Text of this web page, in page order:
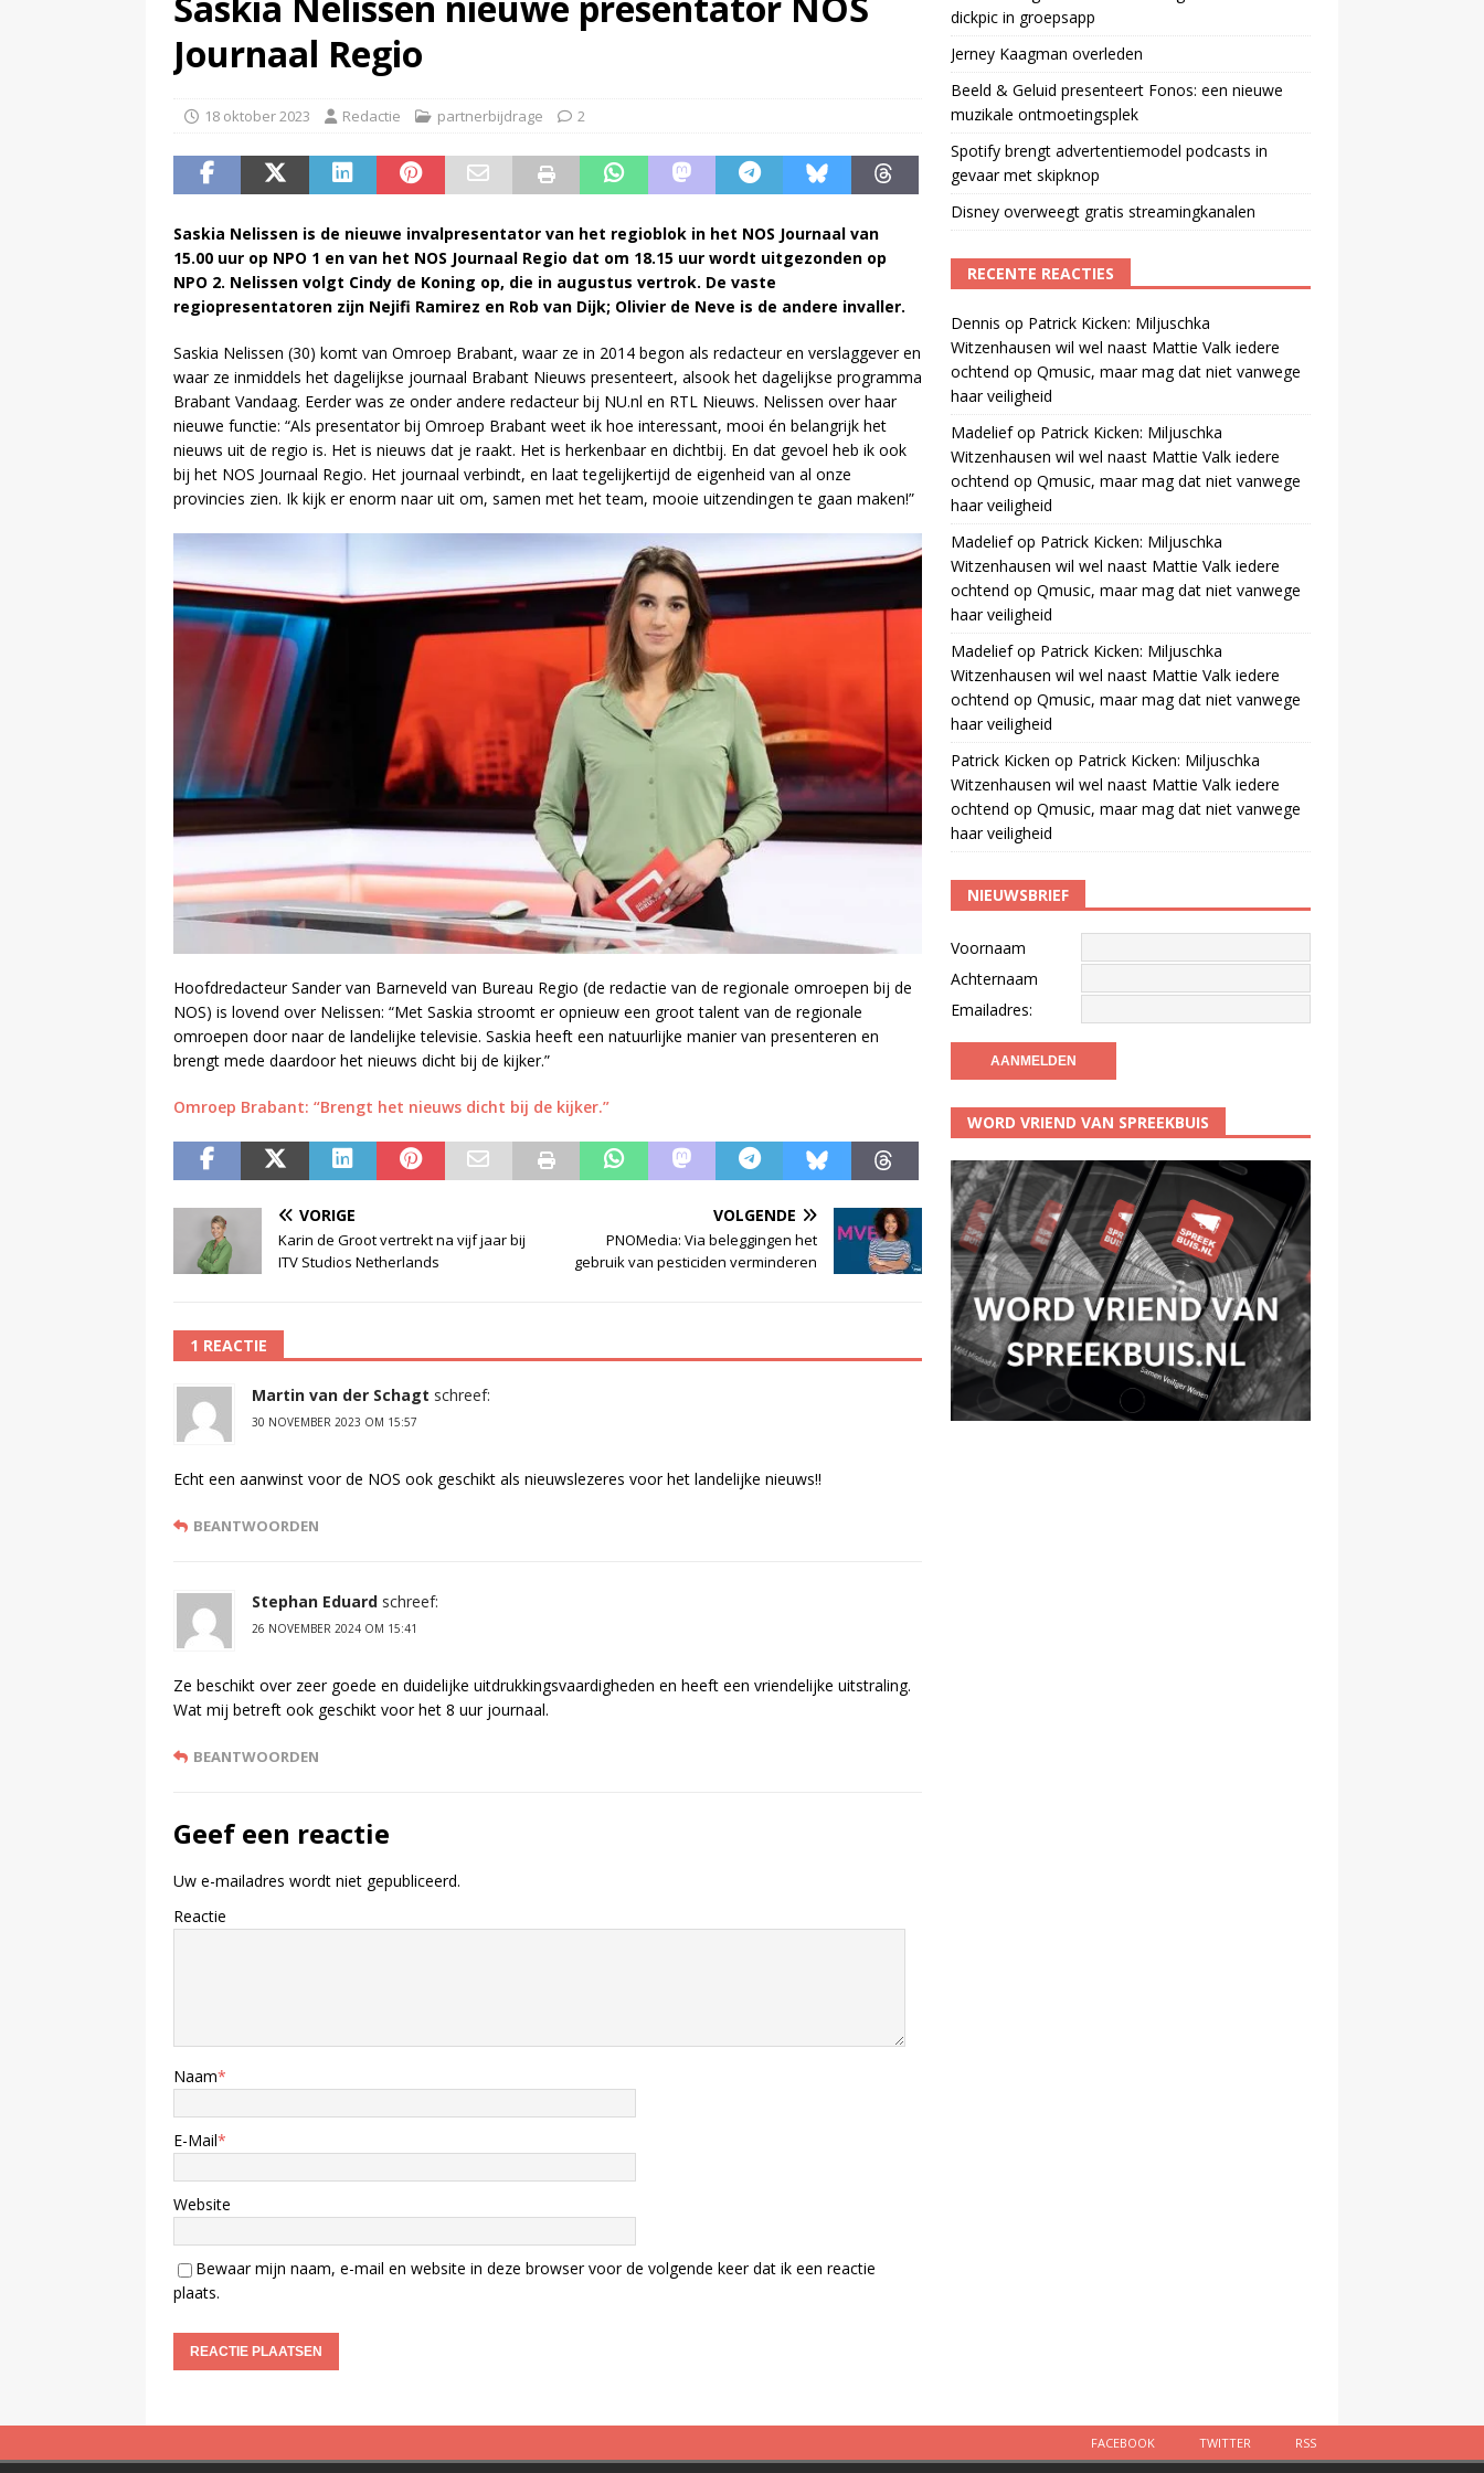
NPO-manager Menno de Boer geschorst na dickpic in groepsapp
Journaal Regio
18 oktober 2023 Redactie partnerbijdrage 2
Saskia Nelissen is de nieuwe invalpresentator van het regioblok in het NOS Journaal van
15.00 uur op NPO 1 en van het NOS Journaal Regio dat om 18.15 uur wordt uitgezonden op
NPO 2. Nelissen volgt Cindy de Koning op, die in augustus vertrok. De vaste
regiopresentatoren zijn Nejifi Ramirez en Rob van Dijk; Olivier de Neve is de andere invaller.
Saskia Nelissen (30) komt van Omroep Brabant, waar ze in 2014 begon als redacteur en verslaggever en
waar ze inmiddels het dagelijkse journaal Brabant Nieuws presenteert, alsook het dagelijkse programma
Brabant Vandaag. Eerder was ze onder andere redacteur bij NU.nl en RTL Nieuws. Nelissen over haar
nieuwe functie: “Als presentator bij Omroep Brabant weet ik hoe interessant, mooi én belangrijk het
nieuws uit de regio is. Het is nieuws dat je raakt. Het is herkenbaar en dichtbij. En dat gevoel heb ik ook
bij het NOS Journaal Regio. Het journaal verbindt, en laat tegelijkertijd de eigenheid van al onze
provincies zien. Ik kijk er enorm naar uit om, samen met het team, mooie uitzendingen te gaan maken!”
Hoofdredacteur Sander van Barneveld van Bureau Regio (de redactie van de regionale omroepen bij de
NOS) is lovend over Nelissen: “Met Saskia stroomt er opnieuw een groot talent van de regionale
omroepen door naar de landelijke televisie. Saskia heeft een natuurlijke manier van presenteren en
brengt mede daardoor het nieuws dicht bij de kijker.”
Omroep Brabant: “Brengt het nieuws dicht bij de kijker.”
VORIGE
Karin de Groot vertrekt na vijf jaar bij
ITV Studios Netherlands
VOLGENDE
PNOMedia: Via beleggingen het
gebruik van pesticiden verminderen
1 REACTIE
Martin van der Schagt schreef:
30 NOVEMBER 2023 OM 15:57
Echt een aanwinst voor de NOS ook geschikt als nieuwslezeres voor het landelijke nieuws!!
BEANTWOORDEN
Stephan Eduard schreef:
26 NOVEMBER 2024 OM 15:41
Ze beschikt over zeer goede en duidelijke uitdrukkingsvaardigheden en heeft een vriendelijke uitstraling.
Wat mij betreft ook geschikt voor het 8 uur journaal.
BEANTWOORDEN
Geef een reactie
Uw e-mailadres wordt niet gepubliceerd.
Reactie
Naam*
E-Mail*
Website
Bewaar mijn naam, e-mail en website in deze browser voor de volgende keer dat ik een reactie
plaats.
dickpic in groepsapp
Jerney Kaagman overleden
Beeld & Geluid presenteert Fonos: een nieuwe
muzikale ontmoetingsplek
Spotify brengt advertentiemodel podcasts in
gevaar met skipknop
Disney overweegt gratis streamingkanalen
RECENTE REACTIES
Dennis op Patrick Kicken: Miljuschka
Witzenhausen wil wel naast Mattie Valk iedere
ochtend op Qmusic, maar mag dat niet vanwege
haar veiligheid
Madeliefop Patrick Kicken: Miljuschka
Witzenhausen wil wel naast Mattie Valk iedere
ochtend op Qmusic, maar mag dat niet vanwege
haar veiligheid
Madeliefop Patrick Kicken: Miljuschka
Witzenhausen wil wel naast Mattie Valk iedere
ochtend op Qmusic, maar mag dat niet vanwege
haar veiligheid
Madeliefop Patrick Kicken: Miljuschka
Witzenhausen wil wel naast Mattie Valk iedere
ochtend op Qmusic, maar mag dat niet vanwege
haar veiligheid
Patrick Kicken op Patrick Kicken: Miljuschka
Witzenhausen wil wel naast Mattie Valk iedere
ochtend op Qmusic, maar mag dat niet vanwege
haar veiligheid
NIEUWSBRIEF
Voornaam
Achternaam
Emailadres:
WORD VRIEND VAN SPREEKBUIS
FACEBOOK TWITTER RSS